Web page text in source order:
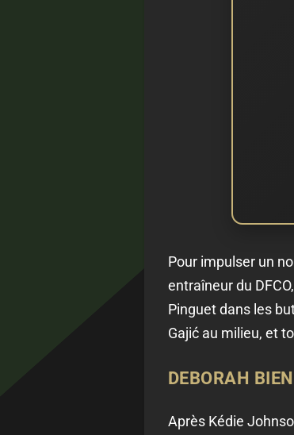
Pour impulser un
entraîneur du
Pinguet dans les
Gajić au milieu, et
DEBORAH
Après Kédie